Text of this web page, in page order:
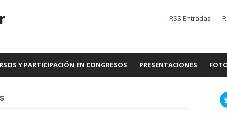
RSS Entradas
Y PARTICIPACIÓN EN CONGRESOS PRESENTACIONES